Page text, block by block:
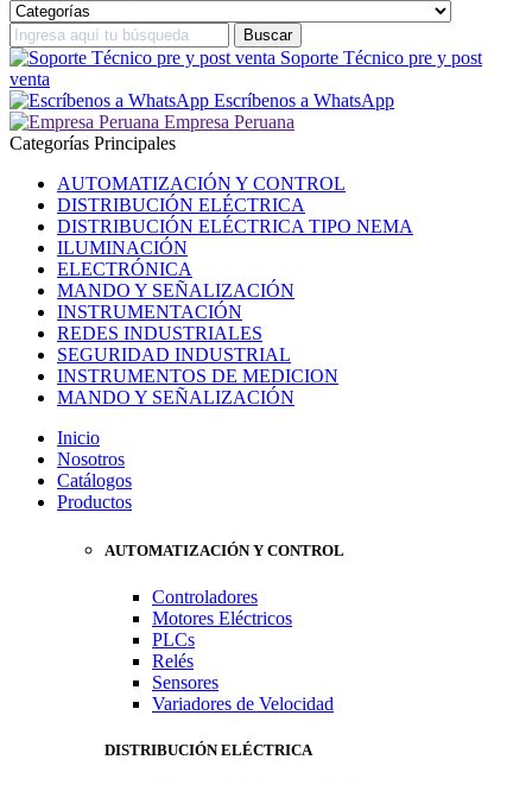
Soporte Técnico pre y post
venta
Escríbenos a WhatsApp
Empresa Peruana
Categorías Principales
AUTOMATIZACIÓN Y CONTROL
DISTRIBUCIÓN ELÉCTRICA
DISTRIBUCIÓN ELÉCTRICA TIPO NEMA
ILUMINACIÓN
ELECTRÓNICA
MANDO Y SEÑALIZACIÓN
INSTRUMENTACIÓN
REDES INDUSTRIALES
SEGURIDAD INDUSTRIAL
INSTRUMENTOS DE MEDICION
MANDO Y SEÑALIZACIÓN
Inicio
Nosotros
Catálogos
Productos
AUTOMATIZACIÓN Y CONTROL
Controladores
Motores Eléctricos
PLCs
Relés
Sensores
Variadores de Velocidad
DISTRIBUCIÓN ELÉCTRICA